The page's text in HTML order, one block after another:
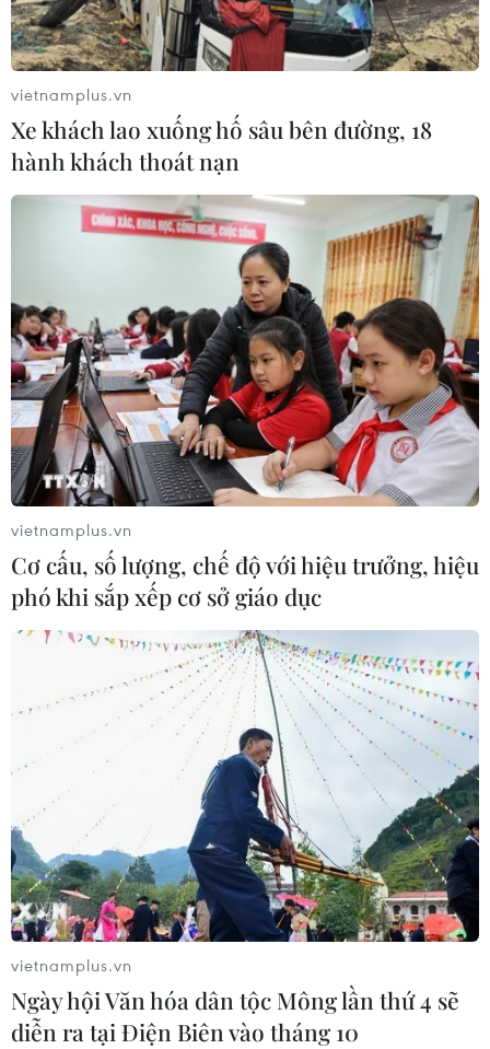
Thời tiết ngày 30/7: Nắng nóng lan rộng ở
Ngày và đêm 30/7, nhiều khu vực trên cả nước tiếp tục
chịu ảnh hưởng của nắng nóng và nắng nóng gay gắt,
kèm theo khả năng xảy ra mưa dông cục bộ vào chiều
tối và đêm.
vietnamplus.vn
Xe khách lao xuống hố sâu bên đường, 18
hành khách thoát nạn
vietnamplus.vn
Cơ cấu, số lượng, chế độ với hiệu trưởng, hiệu
phó khi sắp xếp cơ sở giáo dục
vietnamplus.vn
Ngày hội Văn hóa dân tộc Mông lần thứ 4 sẽ
diễn ra tại Điện Biên vào tháng 10